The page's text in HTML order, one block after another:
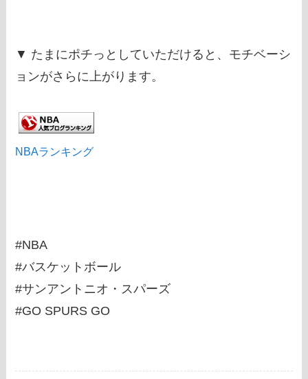
▼ たまにポチっとしていただけると、モチベーシ
ョンがさらに上がります。
NBAランキング
#NBA
#バスケットボール
#サンアントニオ・スパーズ
#GO SPURS GO